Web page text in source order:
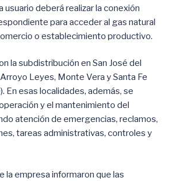
usuario deberá realizar la conexión
para acceder al gas natural
o establecimiento productivo.
la subdistribución en San José del
Leyes, Monte Vera y Santa Fe
En esas localidades, además, se
y el mantenimiento del
atención de emergencias, reclamos,
tareas administrativas, controles y
la empresa informaron que las